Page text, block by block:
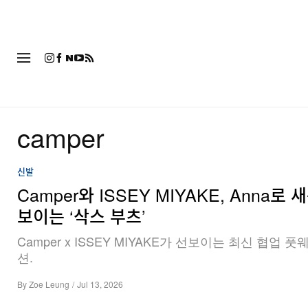
camper
신발
Camper와 ISSEY MIYAKE, Anna로
보이는 ‘삭스 부츠’
Camper x ISSEY MIYAKE가 선보이는 최신 협업 풋
션.
ByZoe Leung / Jul 13, 2026